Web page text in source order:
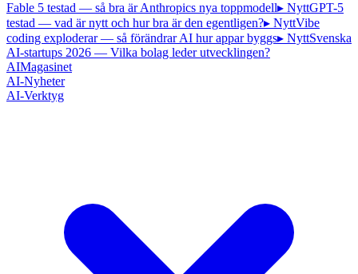
Fable 5 testad — så bra är Anthropics nya toppmodell▸ NyttGPT-5
testad — vad är nytt och hur bra är den egentligen?▸ NyttVibe
coding exploderar — så förändrar AI hur appar byggs▸ NyttSvenska
AI-startups 2026 — Vilka bolag leder utvecklingen?
AIMagasinet
AI-Nyheter
AI-Verktyg